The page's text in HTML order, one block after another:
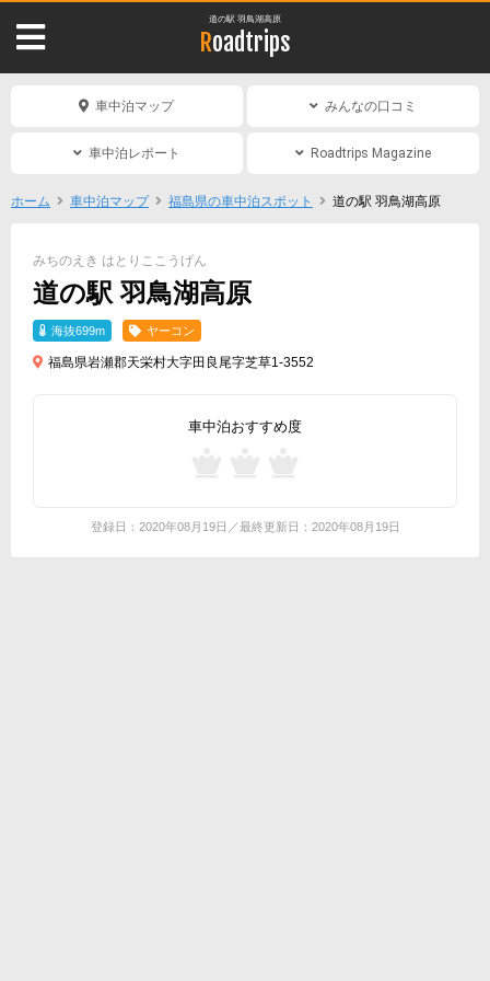
道の駅 羽鳥湖高原
Roadtrips
車中泊マップ みんなの口コミ
車中泊レポート Roadtrips Magazine
ホーム 車中泊マップ 福島県の車中泊スポット 道の駅 羽鳥湖高原
みちのえき はとりここうげん
道の駅 羽鳥湖高原
海抜699m ヤーコン
福島県岩瀬郡天栄村大字田良尾字芝草1-3552
車中泊おすすめ度
登録日：2020年08月19日／最終更新日：2020年08月19日